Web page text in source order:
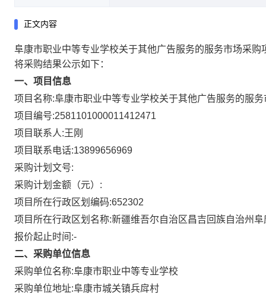
正文内容
阜康市职业中等专业学校关于其他广告服务的服务市场采购
将采购结果公示如下：
一、项目信息
项目名称:阜康市职业中等专业学校关于其他广告服务的服
项目编号:2581101000011412471
项目联系人:王刚
项目联系电话:13899656969
采购计划文号:
采购计划金额（元）:
项目所在行政区划编码:652302
项目所在行政区划名称:新疆维吾尔自治区昌吉回族自治州阜
报价起止时间:-
二、采购单位信息
采购单位名称:阜康市职业中等专业学校
采购单位地址:阜康市城关镇兵戽村